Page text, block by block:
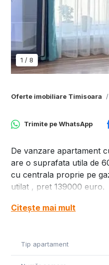
1 / 8
Oferte imobiliare Timisoara
Trimite peWhatsApp
De vanzare apartament
are o suprafata utila de
cu centrala proprie pe
utilat , pret 139000 euro.
Citește mai mult
Tip apartament